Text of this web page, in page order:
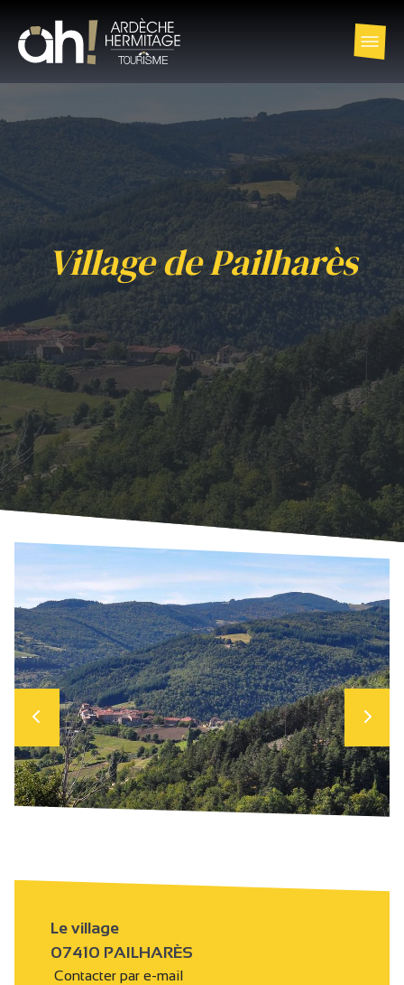
Village de Pailharès
Le village
07410 PAILHARÈS
Contacter par e-mail